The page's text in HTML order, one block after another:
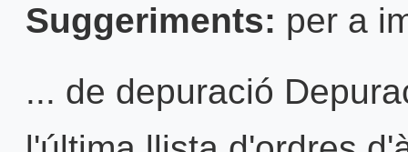
Suggeriments: per a
... de depuració